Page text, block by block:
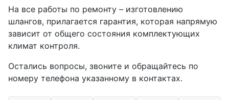
На все работы по ремонту – изготовлению
шлангов, прилагается гарантия, которая напрямую
зависит от общего состояния комплектующих
климат контроля.
Остались вопросы, звоните и обращайтесь по
номеру телефона указанному в контактах.